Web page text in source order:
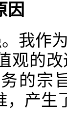
因
我作
观的
的宗
产生